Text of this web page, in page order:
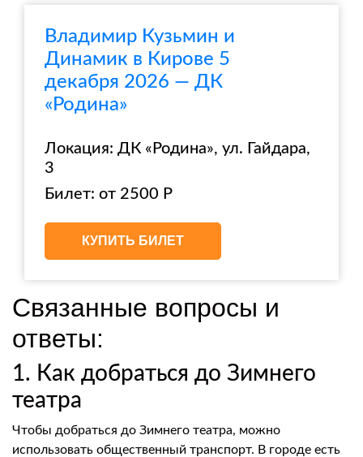
Владимир Кузьмин и
Динамик в Кирове 5
декабря 2026 — ДК
«Родина»
Локация: ДК «Родина», ул. Гайдара,
3
Билет: от 2500 Р
КУПИТЬ БИЛЕТ
Связанные вопросы и
ответы:
1. Как добраться до Зимнего
театра
Чтобы добраться до Зимнего театра, можно
использовать общественный транспорт. В городе есть